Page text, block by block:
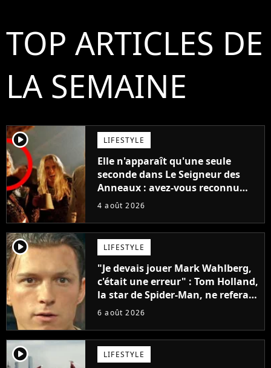
TOP ARTICLES DE
LA SEMAINE
player2 LIFESTYLE
Elle n'apparaît qu'une seule
seconde dans Le Seigneur des
Anneaux : avez-vous reconnu
cette légende du cinéma dans la
4 août 2026
player2 LIFESTYLE
"Je devais jouer Mark Wahlberg,
c'était une erreur" : Tom Holland,
la star de Spider-Man, ne referait
pas ce blockbuster
6 août 2026
player2 LIFESTYLE